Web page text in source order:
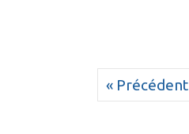
« Précédent